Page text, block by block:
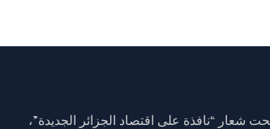
“نافذة على اقتصاد الجزائر الجديدة”،